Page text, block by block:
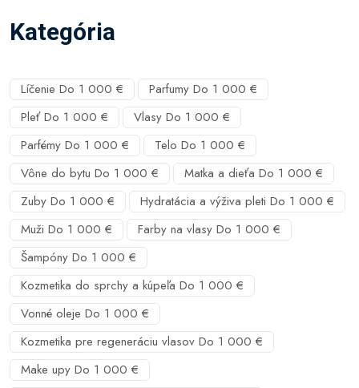
Kategória
Líčenie Do 1 000 €
Parfumy Do 1 000 €
Pleť Do 1 000 €
Vlasy Do 1 000 €
Parfémy Do 1 000 €
Telo Do 1 000 €
Vône do bytu Do 1 000 €
Matka a dieťa Do 1 000 €
Zuby Do 1 000 €
Hydratácia a výživa pleti Do 1 000 €
Muži Do 1 000 €
Farby na vlasy Do 1 000 €
Šampóny Do 1 000 €
Kozmetika do sprchy a kúpeľa Do 1 000 €
Vonné oleje Do 1 000 €
Kozmetika pre regeneráciu vlasov Do 1 000 €
Make upy Do 1 000 €